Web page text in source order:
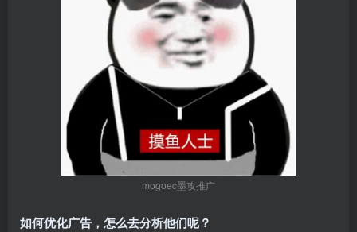
mogoec墨攻推广
如何优化广告，怎么去分析他们呢？